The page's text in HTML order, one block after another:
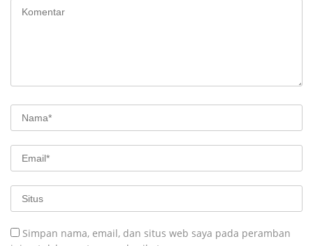
Simpan nama, email, dan situs web saya pada peramban